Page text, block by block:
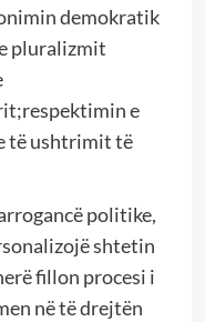
demokratik
pluralizmit
e
të ushtrimit të
politike,
shtetin
fillon procesi i
në të drejtën